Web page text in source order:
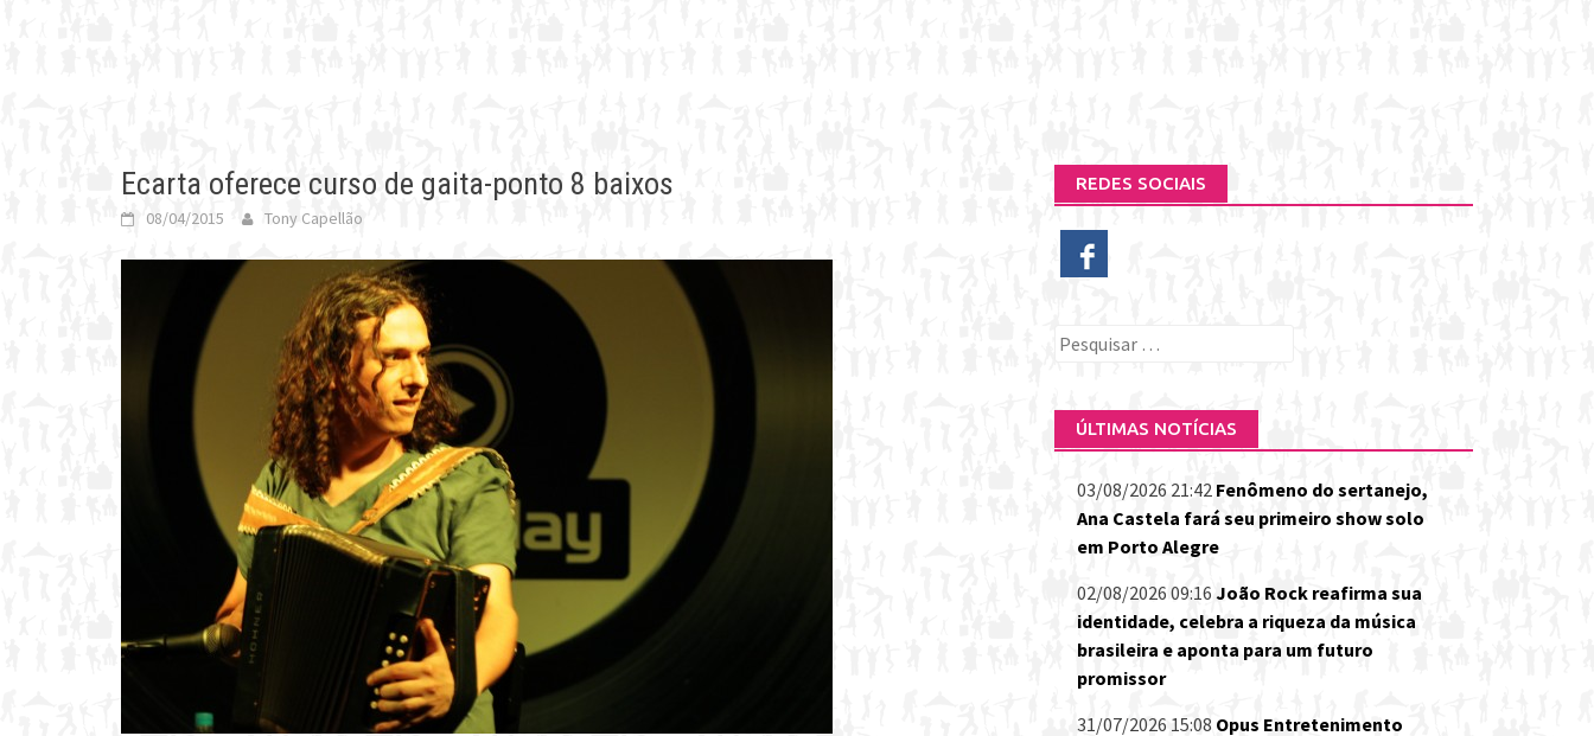
Ecarta oferece curso de gaita-ponto 8 baixos
08/04/2015 Tony Capellão
REDES SOCIAIS
Pesquisar
ÚLTIMAS NOTÍCIAS
03/08/2026 21:42 Fenômeno do sertanejo,
Ana Castela fará seu primeiro show solo
em Porto Alegre
02/08/2026 09:16 João Rock reafirma sua
identidade, celebra a riqueza da música
brasileira e aponta para um futuro
promissor
31/07/2026 15:08 Opus Entretenimento